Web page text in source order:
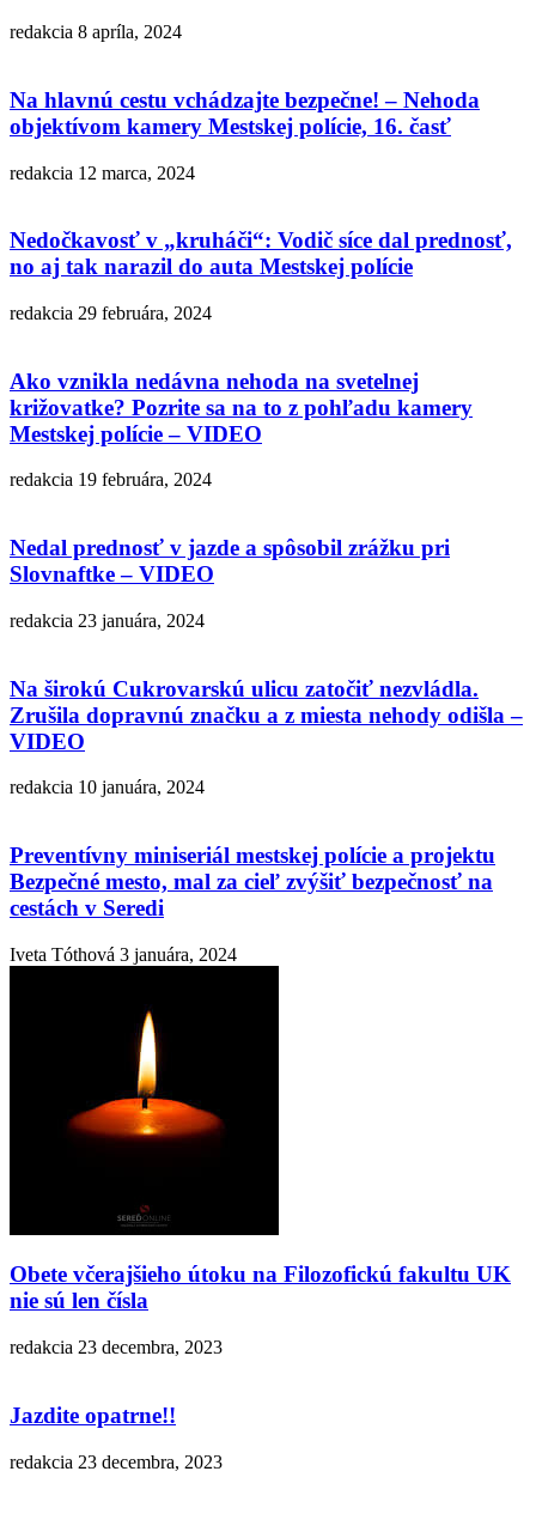
redakcia 8 apríla, 2024
Na hlavnú cestu vchádzajte bezpečne! – Nehoda
objektívom kamery Mestskej polície, 16. časť
redakcia 12 marca, 2024
Nedočkavosť v „kruháči“: Vodič síce dal prednosť,
no aj tak narazil do auta Mestskej polície
redakcia 29 februára, 2024
Ako vznikla nedávna nehoda na svetelnej
križovatke? Pozrite sa na to z pohľadu kamery
Mestskej polície – VIDEO
redakcia 19 februára, 2024
Nedal prednosť v jazde a spôsobil zrážku pri
Slovnaftke – VIDEO
redakcia 23 januára, 2024
Na širokú Cukrovarskú ulicu zatočiť nezvládla.
Zrušila dopravnú značku a z miesta nehody odišla –
VIDEO
redakcia 10 januára, 2024
Preventívny miniseriál mestskej polície a projektu
Bezpečné mesto, mal za cieľ zvýšiť bezpečnosť na
cestách v Seredi
Iveta Tóthová 3 januára, 2024
Obete včerajšieho útoku na Filozofickú fakultu UK
nie sú len čísla
redakcia 23 decembra, 2023
Jazdite opatrne!!
redakcia 23 decembra, 2023